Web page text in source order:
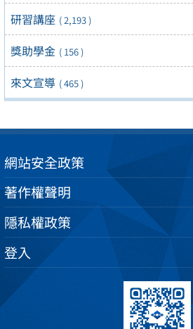
研習講座 ( 2,193 )
獎助學金 ( 156 )
來文宣導 ( 465 )
網站安全政策
著作權聲明
隱私權政策
登入